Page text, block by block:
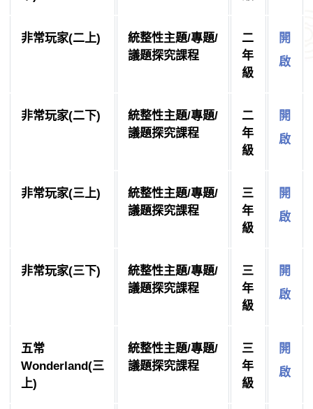
非常玩家(二上)
統整性主題/專題/
議題探究課程
二
年
級
開
啟
非常玩家(二下)
統整性主題/專題/
議題探究課程
二
年
級
開
啟
非常玩家(三上)
統整性主題/專題/
議題探究課程
三
年
級
開
啟
非常玩家(三下)
統整性主題/專題/
議題探究課程
三
年
級
開
啟
五常
Wonderland(三
上)
統整性主題/專題/
議題探究課程
三
年
級
開
啟